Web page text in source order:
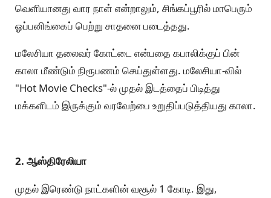
வெளியானது வார நாள் என்றாலும், சிங்கப்பூரில் மாபெரும்
ஓப்பனிங்கைப் பெற்று சாதனை படைத்தது.
மலேசியா தலைவர் கோட்டை என்பதை கபாலிக்குப் பின்
காலா மீண்டும் நிரூபணம் செய்துள்ளது. மலேசியா-வில்
"Hot Movie Checks"-ல் முதல் இடத்தைப் பிடித்து
மக்களிடம் இருக்கும் வரவேற்பை உறுதிப்படுத்தியது காலா.
2. ஆஸ்திரேலியா
முதல் இரெண்டு நாட்களின் வசூல் 1 கோடி. இது,